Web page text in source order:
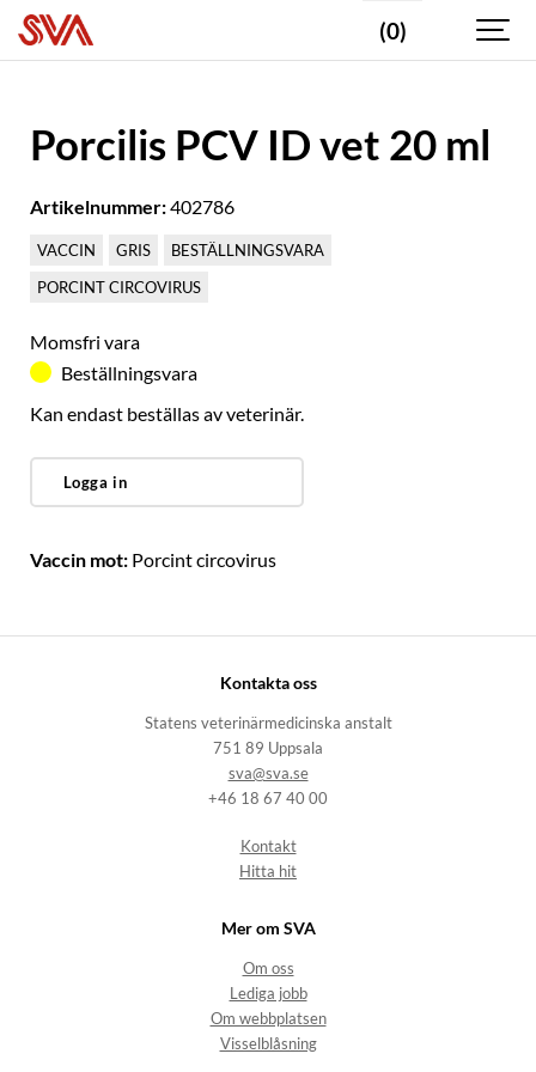
(0)
Porcilis PCV ID vet 20 ml
Artikelnummer:402786
VACCIN GRIS
BESTÄLLNINGSVARA
PORCINT CIRCOVIRUS
Momsfri vara
Beställningsvara
Kan endast beställas av veterinär.
Logga in
Vaccin mot: Porcint circovirus
Kontakta oss
Statens veterinärmedicinska anstalt
751 89 Uppsala
sva@sva.se
+46 18 67 40 00
Kontakt
Hitta hit
Mer om SVA
Om oss
Lediga jobb
Om webbplatsen
Visselblåsning